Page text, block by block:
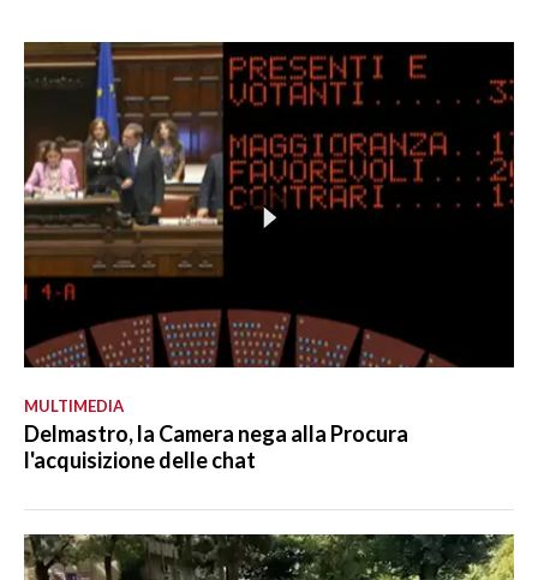
MULTIMEDIA
Delmastro, la Camera nega alla Procura
l'acquisizione delle chat